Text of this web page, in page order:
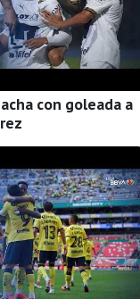
con goleada a